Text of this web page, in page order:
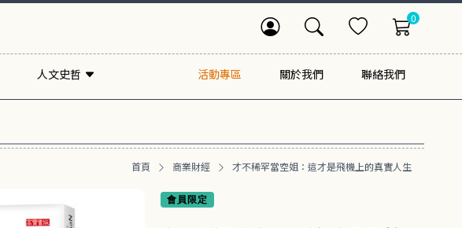
0
人文史哲 活動專區 關於我們 聯絡我們
首頁 商業財經 才不稀罕當空姐：這才是飛機上的真實人生
會員限定